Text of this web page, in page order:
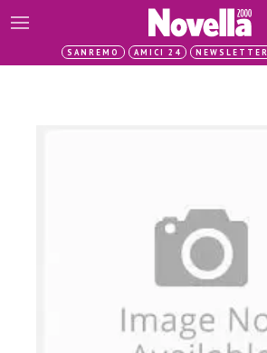
SANREMO AMICI 24 NEWSLETTER